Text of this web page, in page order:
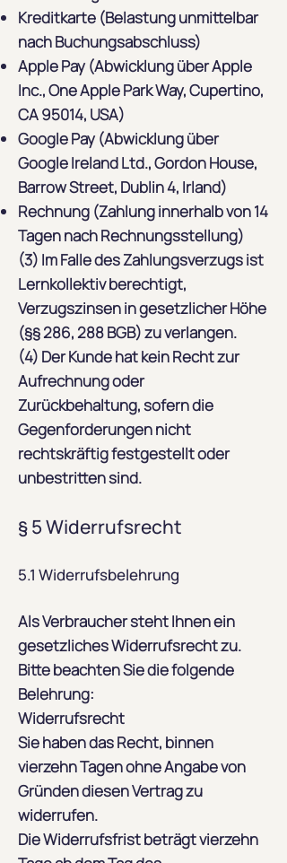
Kreditkarte (Belastung unmittelbar
nach Buchungsabschluss)
Apple Pay (Abwicklung über Apple
Inc., One Apple Park Way, Cupertino,
CA 95014, USA)
Google Pay (Abwicklung über
Google Ireland Ltd., Gordon House,
Barrow Street, Dublin 4, Irland)
Rechnung (Zahlung innerhalb von 14
Tagen nach Rechnungsstellung)
(3) Im Falle des Zahlungsverzugs ist
Lernkollektiv berechtigt,
Verzugszinsen in gesetzlicher Höhe
(§§ 286, 288 BGB) zu verlangen.
(4) Der Kunde hat kein Recht zur
Aufrechnung oder
Zurückbehaltung, sofern die
Gegenforderungen nicht
rechtskräftig festgestellt oder
unbestritten sind.
§ 5 Widerrufsrecht
5.1 Widerrufsbelehrung
Als Verbraucher steht Ihnen ein
gesetzliches Widerrufsrecht zu.
Bitte beachten Sie die folgende
Belehrung:
Widerrufsrecht
Sie haben das Recht, binnen
vierzehn Tagen ohne Angabe von
Gründen diesen Vertrag zu
widerrufen.
Die Widerrufsfrist beträgt vierzehn